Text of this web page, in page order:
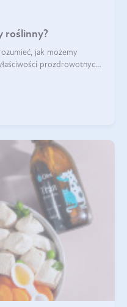
roślinny?
jak możemy
prozdrowotnych,